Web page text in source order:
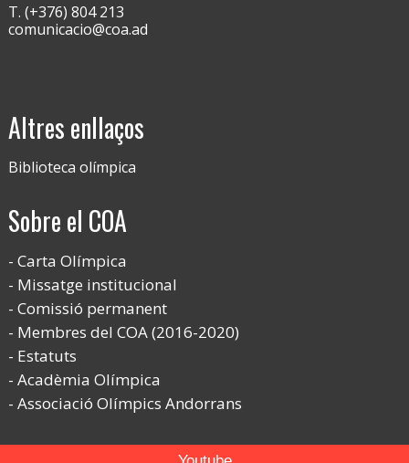
T. (+376) 804 213
comunicacio@coa.ad
Altres enllaços
Biblioteca olímpica
Sobre el COA
Carta Olímpica
Missatge institucional
Comissió permanent
Membres del COA (2016-2020)
Estatuts
Acadèmia Olímpica
Associació Olímpics Andorrans